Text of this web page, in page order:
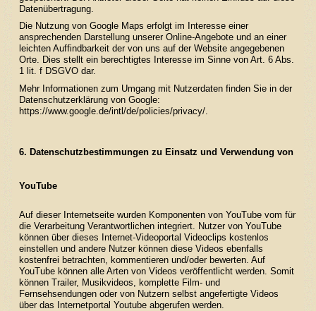
Datenübertragung.
Die Nutzung von Google Maps erfolgt im Interesse einer
ansprechenden Darstellung unserer Online-Angebote und an einer
leichten Auffindbarkeit der von uns auf der Website angegebenen
Orte. Dies stellt ein berechtigtes Interesse im Sinne von Art. 6 Abs.
1 lit. f DSGVO dar.
Mehr Informationen zum Umgang mit Nutzerdaten finden Sie in der
Datenschutzerklärung von Google:
https://www.google.de/intl/de/policies/privacy/.
6. Datenschutzbestimmungen zu Einsatz und Verwendung von
YouTube
Auf dieser Internetseite wurden Komponenten von YouTube vom für
die Verarbeitung Verantwortlichen integriert. Nutzer von YouTube
können über dieses Internet-Videoportal Videoclips kostenlos
einstellen und andere Nutzer können diese Videos ebenfalls
kostenfrei betrachten, kommentieren und/oder bewerten. Auf
YouTube können alle Arten von Videos veröffentlicht werden. Somit
können Trailer, Musikvideos, komplette Film- und
Fernsehsendungen oder von Nutzern selbst angefertigte Videos
über das Internetportal Youtube abgerufen werden.